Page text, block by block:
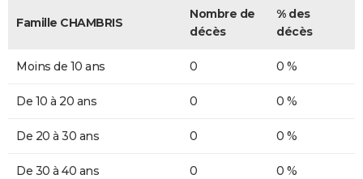
Famille CHAMBRIS
Nombre de
décès
% des
décès
Moins de 10 ans 0 0 %
De 10 à 20 ans 0 0 %
De 20 à 30 ans 0 0 %
De 30 à 40 ans 0 0 %